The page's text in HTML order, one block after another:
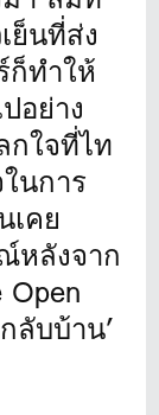
ย็นที่ส่ง
ก็ทำให้
อย่าง
กใจที่ไท
นการ
คย
หลังจาก
ลับบ้าน’